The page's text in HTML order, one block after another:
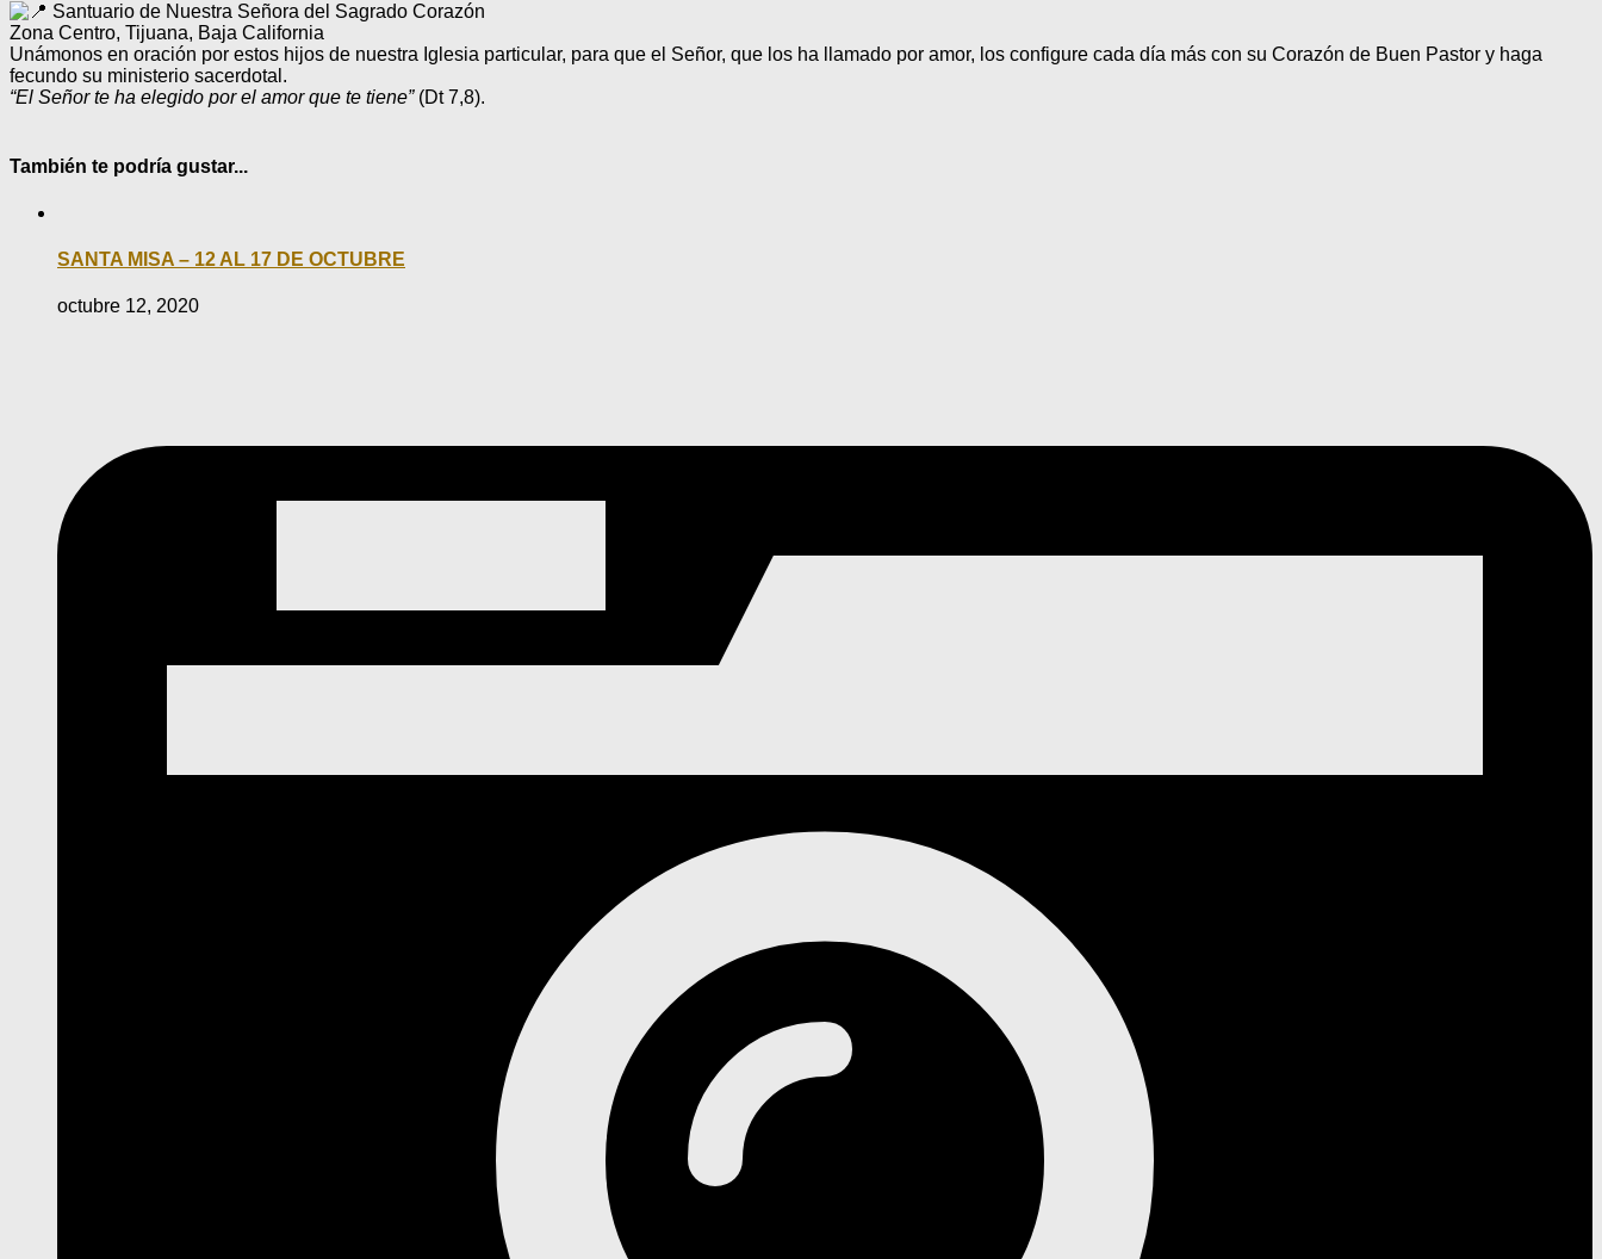
Santuario de Nuestra Señora del Sagrado Corazón
Zona Centro, Tijuana, Baja California
Unámonos en oración por estos hijos de nuestra Iglesia particular, para que el Señor, que los ha llamado por amor, los configure cada día más con su Corazón de Buen Pastor y haga
fecundo su ministerio sacerdotal.
“El Señor te ha elegido por el amor que te tiene”(Dt 7,8).
También te podría gustar...
SANTA MISA – 12 AL 17 DE OCTUBRE
octubre 12, 2020